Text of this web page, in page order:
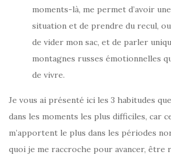
moments-là, me permet d’avoir
situation et de prendre du recul,
de vider mon sac, et de parler
montagnes russes émotionnelles
de vivre.
Je vous ai présenté ici les 3 habitudes
dans les moments les plus difficiles, car
m’apportent le plus dans les périodes
quoi je me raccroche pour avancer,